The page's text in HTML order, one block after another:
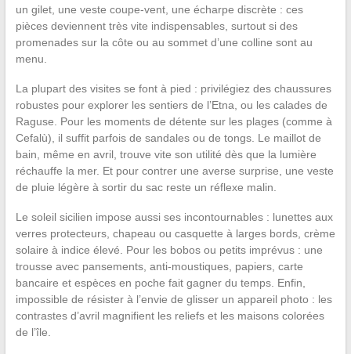
un gilet, une veste coupe-vent, une écharpe discrète : ces
pièces deviennent très vite indispensables, surtout si des
promenades sur la côte ou au sommet d’une colline sont au
menu.
La plupart des visites se font à pied : privilégiez des chaussures
robustes pour explorer les sentiers de l’Etna, ou les calades de
Raguse. Pour les moments de détente sur les plages (comme à
Cefalù), il suffit parfois de sandales ou de tongs. Le maillot de
bain, même en avril, trouve vite son utilité dès que la lumière
réchauffe la mer. Et pour contrer une averse surprise, une veste
de pluie légère à sortir du sac reste un réflexe malin.
Le soleil sicilien impose aussi ses incontournables : lunettes aux
verres protecteurs, chapeau ou casquette à larges bords, crème
solaire à indice élevé. Pour les bobos ou petits imprévus : une
trousse avec pansements, anti-moustiques, papiers, carte
bancaire et espèces en poche fait gagner du temps. Enfin,
impossible de résister à l’envie de glisser un appareil photo : les
contrastes d’avril magnifient les reliefs et les maisons colorées
de l’île.